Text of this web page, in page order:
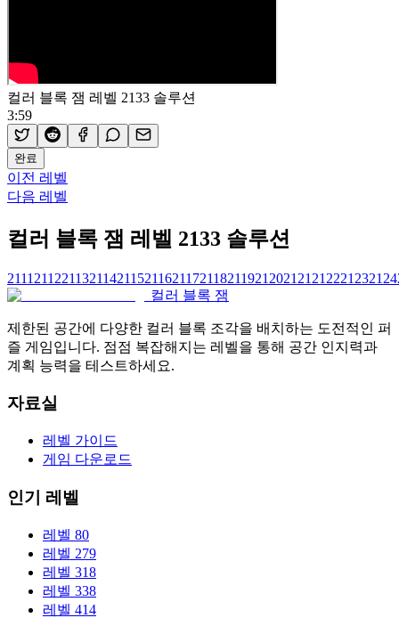
컬러 블록 잼 레벨 2133 솔루션
3:59
완료
이전 레벨
다음 레벨
컬러 블록 잼 레벨 2133 솔루션
2111 2112211321142115211621172118211921202121 212221232124
컬러 블록 잼
제한된 공간에 다양한 컬러 블록 조각을 배치하는 도전적인 퍼
즐 게임입니다. 점점 복잡해지는 레벨을 통해 공간 인지력과
계획 능력을 테스트하세요.
자료실
레벨 가이드
게임 다운로드
인기 레벨
레벨 80
레벨 279
레벨 318
레벨 338
레벨 414